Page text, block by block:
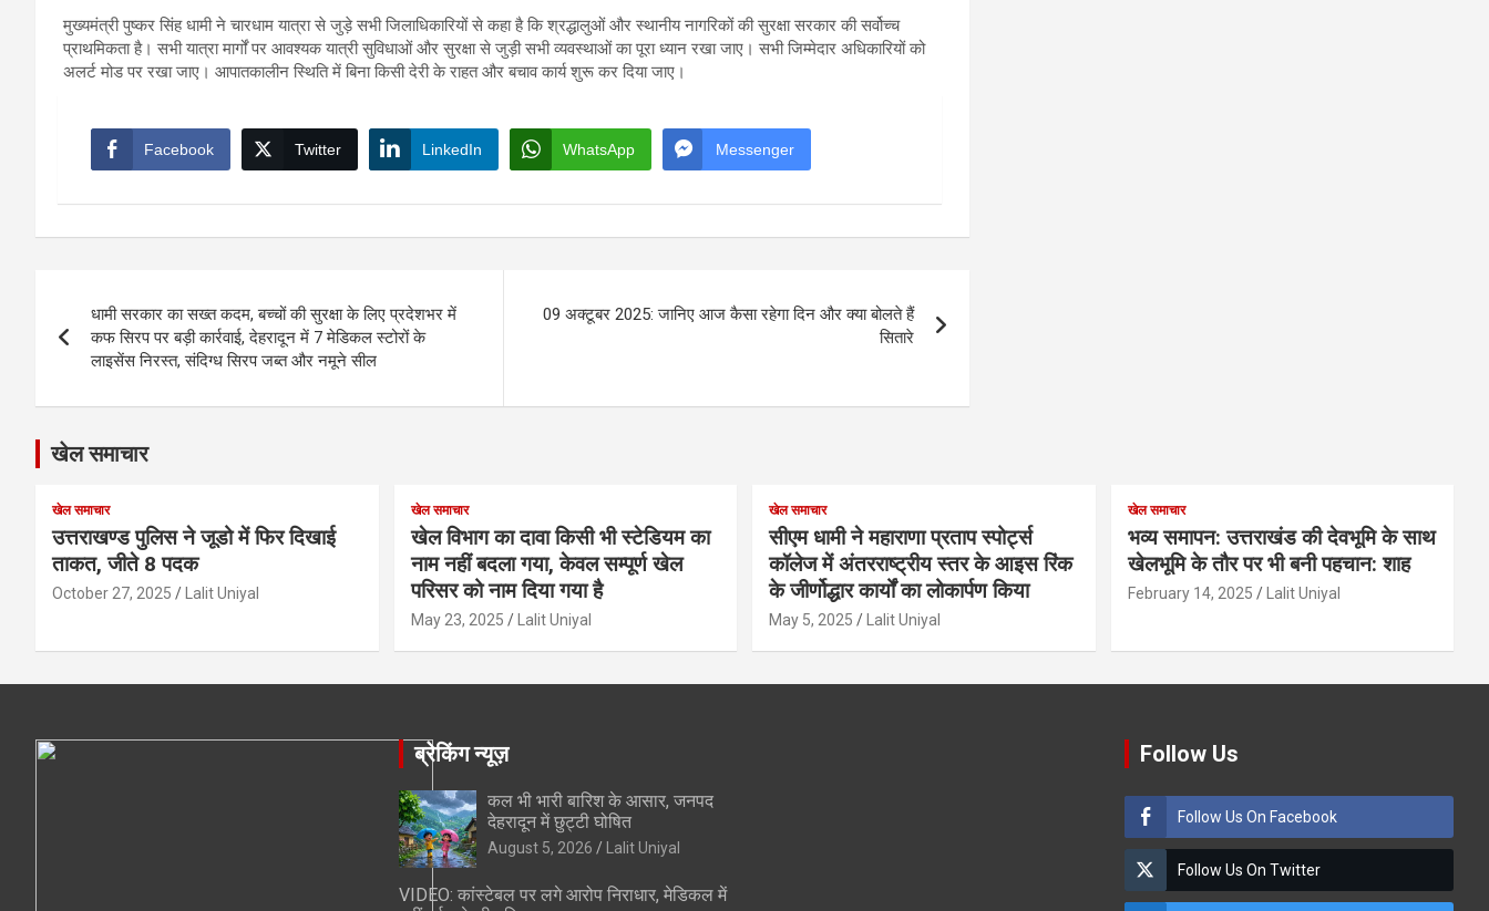
मुख्यमंत्री पुष्कर सिंह धामी ने चारधाम यात्रा से जुड़े सभी जिलाधिकारियों से कहा है कि श्रद्धालुओं और स्थानीय नागरिकों की सुरक्षा सरकार की सर्वोच्च
प्राथमिकता है। सभी यात्रा मार्गों पर आवश्यक यात्री सुविधाओं और सुरक्षा से जुड़ी सभी व्यवस्थाओं का पूरा ध्यान रखा जाए। सभी जिम्मेदार अधिकारियों को
अलर्ट मोड पर रखा जाए। आपातकालीन स्थिति में बिना किसी देरी के राहत और बचाव कार्य शुरू कर दिया जाए।
Facebook Twitter LinkedIn WhatsApp Messenger
navigation
धामी सरकार का सख्त कदम, बच्चों की सुरक्षा के लिए प्रदेशभर में
कफ सिरप पर बड़ी कार्रवाई, देहरादून में 7 मेडिकल स्टोरों के
लाइसेंस निरस्त, संदिग्ध सिरप जब्त और नमूने सील
09 अक्टूबर 2025: जानिए आज कैसा रहेगा दिन और क्या बोलते हैं
सितारे
खेल समाचार
खेल समाचार
उत्तराखण्ड पुलिस ने जूडो में फिर दिखाई
ताकत, जीते 8 पदक
October 27, 2025 Lalit Uniyal
खेल समाचार
खेल विभाग का दावा किसी भी स्टेडियम का
नाम नहीं बदला गया, केवल सम्पूर्ण खेल
परिसर को नाम दिया गया है
May 23, 2025 Lalit Uniyal
खेल समाचार
सीएम धामी ने महाराणा प्रताप स्पोर्ट्स
कॉलेज में अंतरराष्ट्रीय स्तर के आइस रिंक
के जीर्णोद्धार कार्यों का लोकार्पण किया
May 5, 2025 Lalit Uniyal
खेल समाचार
भव्य समापन: उत्तराखंड की देवभूमि के साथ
खेलभूमि के तौर पर भी बनी पहचान: शाह
February 14, 2025 Lalit Uniyal
ब्रेकिंग न्यूज़
कल भी भारी बारिश के आसार, जनपद
देहरादून में छुट्टी घोषित
August 5, 2026 Lalit Uniyal
VIDEO: कांस्टेबल पर लगे आरोप निराधार, मेडिकल में
Follow Us
Follow Us On Facebook
Follow Us On Twitter